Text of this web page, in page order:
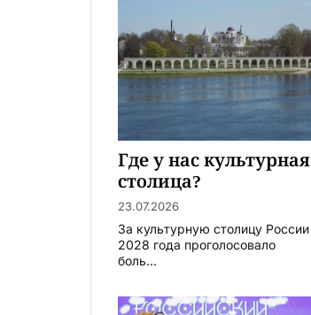
Где у нас культурная
столица?
23.07.2026
За культурную столицу России
2028 года проголосовало
боль...